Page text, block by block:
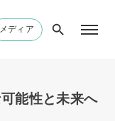
メディア
能性と未来へ